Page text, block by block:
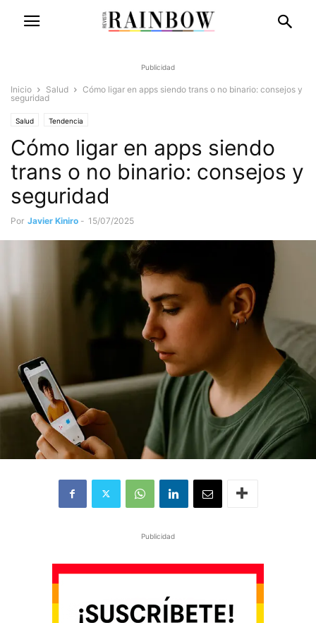
Publicidad
Inicio Salud
Cómo ligar en apps siendo trans o no binario: consejos y
seguridad
Salud Tendencia
Cómo ligar en apps siendo
trans o no binario: consejos y
seguridad
Por Javier Kiniro - 15/07/2025
Publicidad